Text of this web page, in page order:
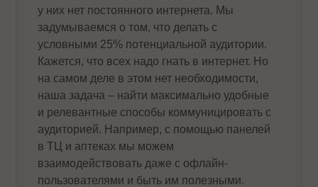
у них нет постоянного интернета. Мы
задумываемся о том, что делать с
условными 25% потенциальной аудитории.
Кажется, что всех надо гнать в интернет. Но
на самом деле в этом нет необходимости,
наша задача – найти максимально удобные
и релевантные способы коммуницировать с
аудиторией. Например, с помощью панелей
в ТЦ и аптеках мы можем
взаимодействовать даже с офлайн-
пользователями и быть им полезными.